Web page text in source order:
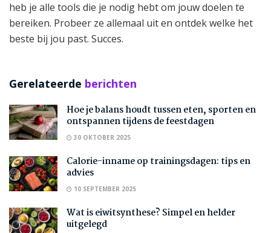
heb je alle tools die je nodig hebt om jouw doelen te
bereiken. Probeer ze allemaal uit en ontdek welke het
beste bij jou past. Succes.
Gerelateerde berichten
Hoe je balans houdt tussen eten, sporten en
ontspannen tijdens de feestdagen
30 OKTOBER 2025
Calorie-inname op trainingsdagen: tips en
advies
10 SEPTEMBER 2025
Wat is eiwitsynthese? Simpel en helder
uitgelegd